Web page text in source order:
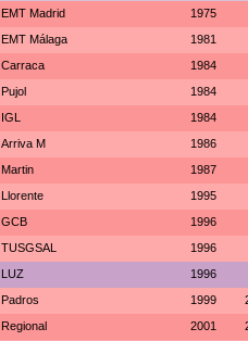
EMT Madrid 1975
EMT Málaga 1981
Carraca 1984
Pujol 1984
IGL 1984
Arriva M 1986
Martin 1987
Llorente 1995
GCB 1996
TUSGSAL 1996
LUZ 1996
Padros 1999
Regional 2001